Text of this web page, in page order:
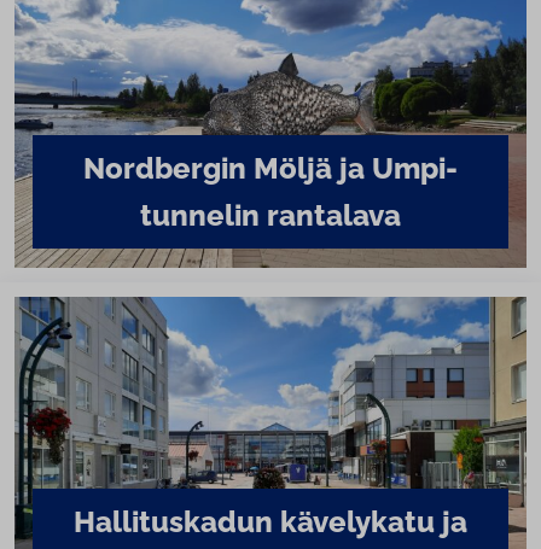
Nordbergin Möljä ja Um­pi­
tun­ne­lin rantalava
Hal­li­tus­ka­dun kävelykatu ja